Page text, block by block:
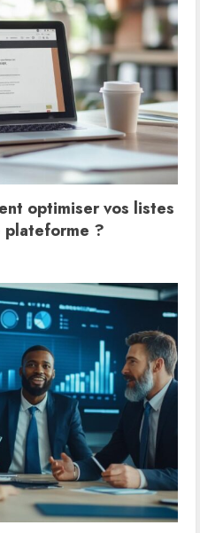
optimiser vos listes
?